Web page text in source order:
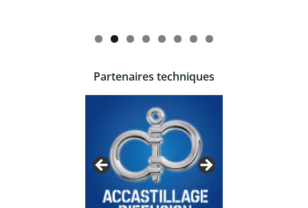
Partenaires techniques